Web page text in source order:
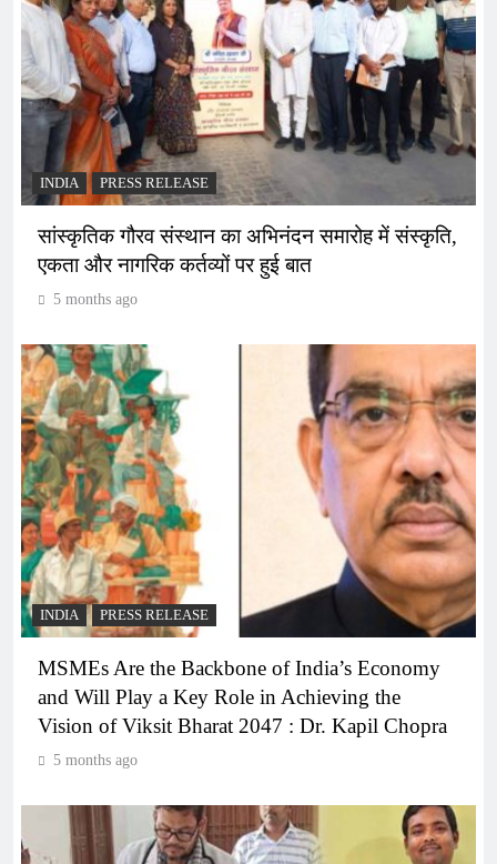
INDIA PRESS RELEASE
सांस्कृतिक गौरव संस्थान का अभिनंदन समारोह में संस्कृति,
एकता और नागरिक कर्तव्यों पर हुई बात
5 months ago
INDIA PRESS RELEASE
MSMEs Are the Backbone of India’s Economy
and Will Play a Key Role in Achieving the
Vision of Viksit Bharat 2047 : Dr. Kapil Chopra
5 months ago